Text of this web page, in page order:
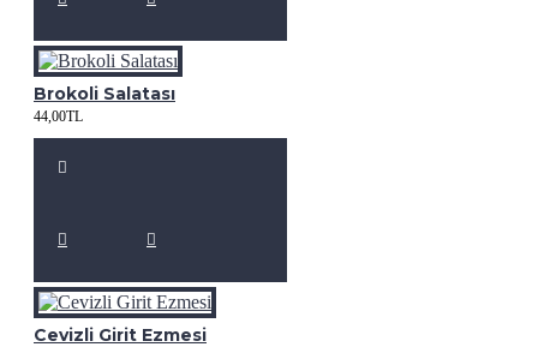
Brokoli Salatası
44,00TL
Cevizli Girit Ezmesi